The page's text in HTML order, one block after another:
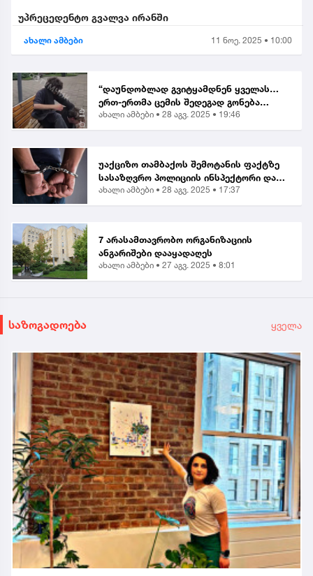
უპრეცედენტო გვალვა ირანში
ახალი ამბები 11 ნოე. 2025 • 10:00
“დაუნდობლად გვიტყამდნენ ყველას…
ერთ-ერთმა ცემის შედეგად გონება
დაკარგა” | მოქალაქე ბათუმში მომხდარ
ახალი ამბები • 28 აგვ. 2025 • 19:46
უაქციზო თამბაქოს შემოტანის ფაქტზე
სასაზღვრო პოლიციის ინსპექტორი და
ერთი პირი დააკავეს
ახალი ამბები • 28 აგვ. 2025 • 17:37
7 არასამთავრობო ორგანიზაციის
ანგარიშები დააყადაღეს
ახალი ამბები • 27 აგვ. 2025 • 8:01
საზოგადოება ყველა